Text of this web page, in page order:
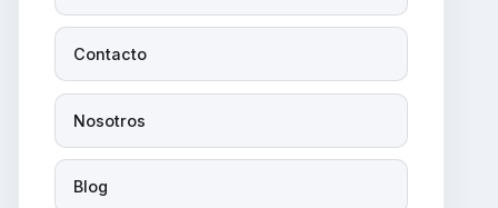
Contacto
Nosotros
Blog